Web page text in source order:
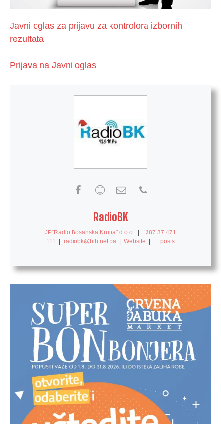
Javni oglas za prijavu za kontrolora izbornih
rezultata
Prijava na Javni oglas
RadioBK
JP"Radio Bosanska Krupa" d.o.o.
+387 37 471
111
radiobk@bih.net.ba Website + posts